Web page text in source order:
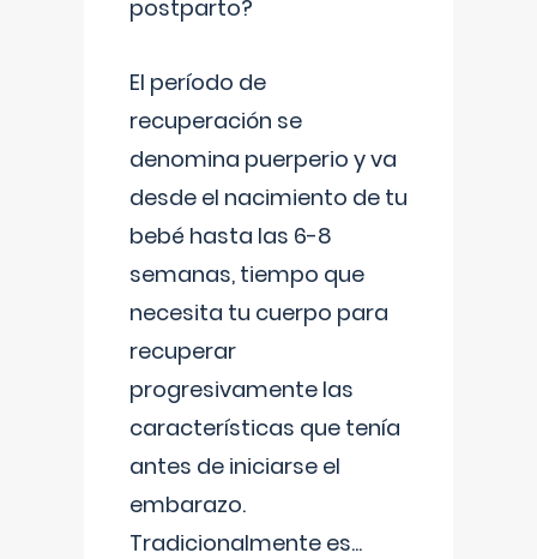
postparto?
El período de
recuperación se
denomina puerperio y va
desde el nacimiento de tu
bebé hasta las 6-8
semanas, tiempo que
necesita tu cuerpo para
recuperar
progresivamente las
características que tenía
antes de iniciarse el
embarazo.
Tradicionalmente es...